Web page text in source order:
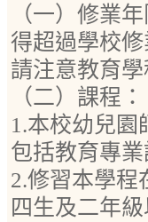
（一）修業
得超過學校
請注意教育學
（二）課程：
1.本校幼兒園
包括教育專
2.修習本學程
四生及二年